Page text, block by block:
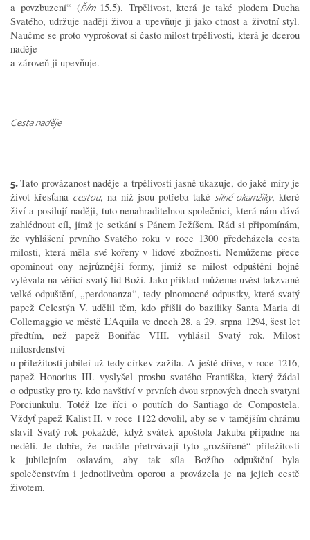
a povzbuzení“ (Řím 15,5). Trpělivost, která je také plodem Ducha
Svatého, udržuje naději živou a upevňuje ji jako ctnost a životní styl.
Naučme se proto vyprošovat si často milost trpělivosti, která je dcerou
naděje
a zároveň ji upevňuje.
Cesta naděje
5.Tato provázanost naděje a trpělivosti jasně ukazuje, do jaké míry je
život křesťana cestou, na níž jsou potřeba také silné okamžiky, které
živí a posilují naději, tuto nenahraditelnou společnici, která nám dává
zahlédnout cíl, jímž je setkání s Pánem Ježíšem. Rád si připomínám,
že vyhlášení prvního Svatého roku v roce 1300 předcházela cesta
milosti, která měla své kořeny v lidové zbožnosti. Nemůžeme přece
opominout ony nejrůznější formy, jimiž se milost odpuštění hojně
vylévala na věřící svatý lid Boží. Jako příklad můžeme uvést takzvané
velké odpuštění, „perdonanza“, tedy plnomocné odpustky, které svatý
papež Celestýn V. udělil těm, kdo přišli do baziliky Santa Maria di
Collemaggio ve městě L’Aquila ve dnech 28. a 29. srpna 1294, šest let
předtím, než papež Bonifác VIII. vyhlásil Svatý rok. Milost
milosrdenství
u příležitosti jubileí už tedy církev zažila. A ještě dříve, v roce 1216,
papež Honorius III. vyslyšel prosbu svatého Františka, který žádal
o odpustky pro ty, kdo navštíví v prvních dvou srpnových dnech svatyni
Porciunkulu. Totéž lze říci o poutích do Santiago de Compostela.
Vždyť papež Kalist II. v roce 1122 dovolil, aby se v tamějším chrámu
slavil Svatý rok pokaždé, když svátek apoštola Jakuba připadne na
neděli. Je dobře, že nadále přetrvávají tyto „rozšířené“ příležitosti
k jubilejním oslavám, aby tak síla Božího odpuštění byla
společenstvím i jednotlivcům oporou a provázela je na jejich cestě
životem.